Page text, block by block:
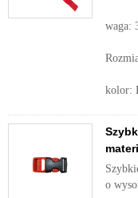
waga:
kolor:
o